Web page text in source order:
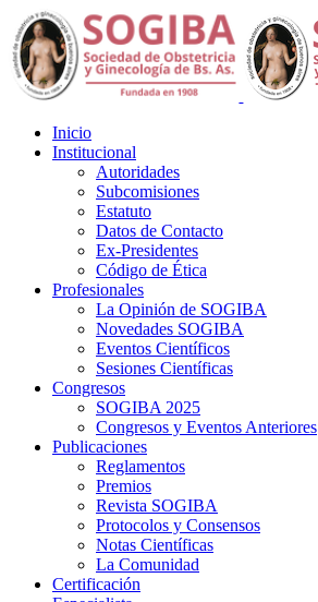
Inicio
Institucional
Autoridades
Subcomisiones
Estatuto
Datos de Contacto
Ex-Presidentes
Código de Ética
Profesionales
La Opinión de SOGIBA
Novedades SOGIBA
Eventos Científicos
Sesiones Científicas
Congresos
SOGIBA 2025
Congresos y Eventos Anteriores
Publicaciones
Reglamentos
Premios
Revista SOGIBA
Protocolos y Consensos
Notas Científicas
La Comunidad
Certificación